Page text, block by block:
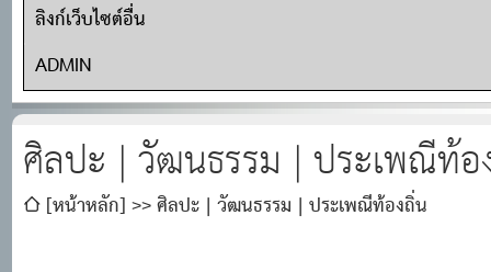
ลิงก์เว็บไซต์อื่น
ADMIN
ศิลปะ | วัฒนธรรม | ประเพณีท้
[หน้าหลัก] ศิลปะ | วัฒนธรรม | ประเพณีท้องถิ่น